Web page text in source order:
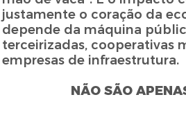
justamente o coração da
depende da máquina
terceirizadas, cooperativas
empresas de infraestrutura.
NÃO SÃO